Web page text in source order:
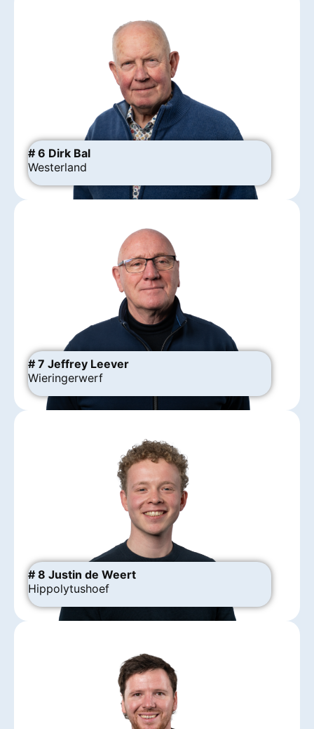
# 6 Dirk Bal
Westerland
# 7 Jeffrey Leever
Wieringerwerf
# 8 Justin de Weert
Hippolytushoef